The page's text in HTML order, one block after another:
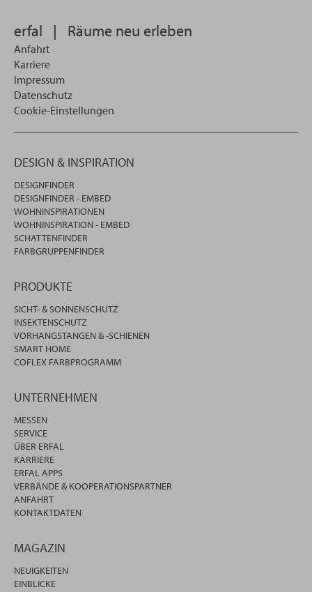
erfal | Räume neu erleben
Anfahrt
Karriere
Impressum
Datenschutz
Cookie-Einstellungen
DESIGN & INSPIRATION
DESIGNFINDER
DESIGNFINDER - EMBED
WOHNINSPIRATIONEN
WOHNINSPIRATION - EMBED
SCHATTENFINDER
FARBGRUPPENFINDER
PRODUKTE
SICHT- & SONNENSCHUTZ
INSEKTENSCHUTZ
VORHANGSTANGEN & -SCHIENEN
SMART HOME
COFLEX FARBPROGRAMM
UNTERNEHMEN
MESSEN
SERVICE
ÜBER ERFAL
KARRIERE
ERFAL APPS
VERBÄNDE & KOOPERATIONSPARTNER
ANFAHRT
KONTAKTDATEN
MAGAZIN
NEUIGKEITEN
EINBLICKE